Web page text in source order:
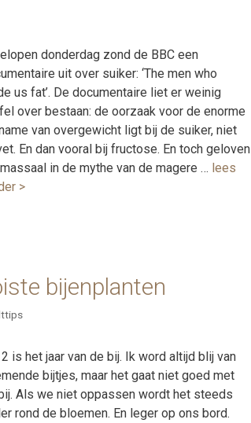
donderdag zond de BBC een
uit over suiker: ‘The men who
us fat’. De documentaire liet er weinig
over bestaan: de oorzaak voor de enorme
van overgewicht ligt bij de suiker, niet
En dan vooral bij fructose. En toch geloven
in de mythe van de magere … lees
>
bijenplanten
is het jaar van de bij. Ik word altijd blij van
bijtjes, maar het gaat niet goed met
Als we niet oppassen wordt het steeds
rond de bloemen. En leger op ons bord.